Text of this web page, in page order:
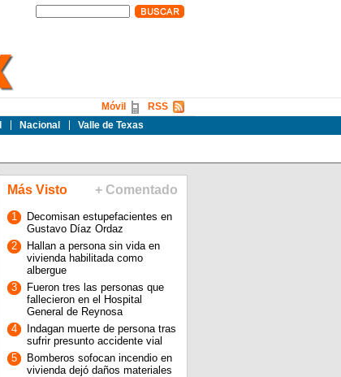
Nacional Valle de Texas
RSS
Móvil
Más Visto + Comentado
1
Decomisan estupefacientes en
Gustavo Díaz Ordaz
2
Hallan a persona sin vida en
vivienda habilitada como
albergue
3
Fueron tres las personas que
fallecieron en el Hospital
General de Reynosa
4
Indagan muerte de persona tras
sufrir presunto accidente vial
5
Bomberos sofocan incendio en
vivienda dejó daños materiales